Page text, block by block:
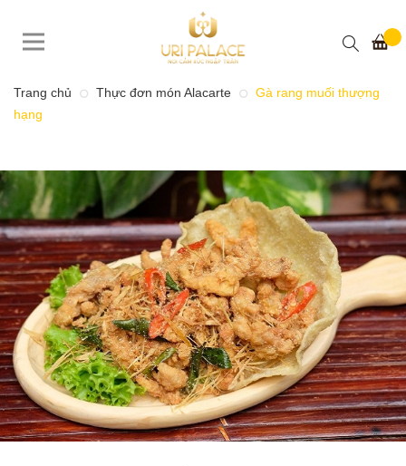
Trang chủ Thực đơn món Alacarte
Gà rang muối thượng
hạng